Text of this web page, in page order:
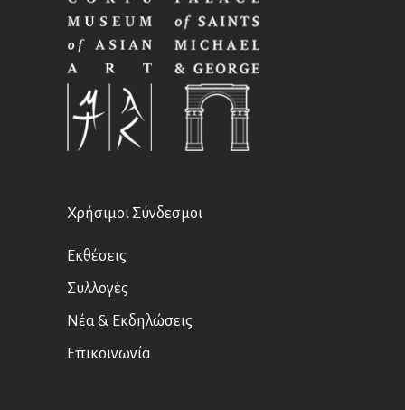
Χρήσιμοι Σύνδεσμοι
Εκθέσεις
Συλλογές
Νέα & Εκδηλώσεις
Επικοινωνία